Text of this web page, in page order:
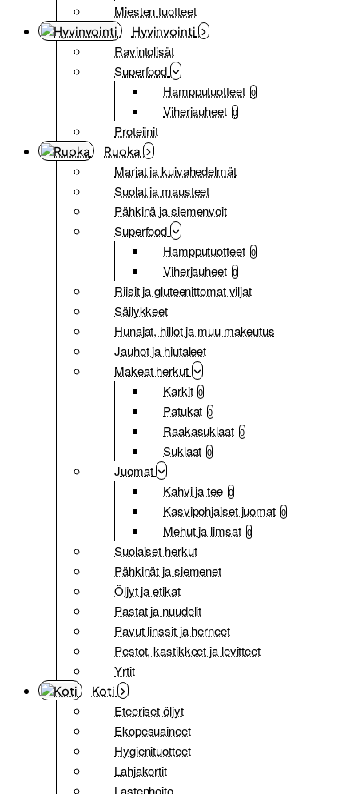
Miesten tuotteet
Hyvinvointi
Ravintolisät
Superfood
Hampputuotteet 0
Viherjauheet 0
Proteiinit
Ruoka
Marjat ja kuivahedelmät
Suolat ja mausteet
Pähkinä ja siemenvoit
Superfood
Hampputuotteet 0
Viherjauheet 0
Riisit ja gluteenittomat viljat
Säilykkeet
Hunajat, hillot ja muu makeutus
Jauhot ja hiutaleet
Makeat herkut
Karkit 0
Patukat 0
Raakasuklaat 0
Suklaat 0
Juomat
Kahvi ja tee 0
Kasvipohjaiset juomat 0
Mehut ja limsat 0
Suolaiset herkut
Pähkinät ja siemenet
Öljyt ja etikat
Pastat ja nuudelit
Pavut linssit ja herneet
Pestot, kastikkeet ja levitteet
Yrtit
Koti
Eteeriset öljyt
Ekopesuaineet
Hygienituotteet
Lahjakortit
Lastenhoito